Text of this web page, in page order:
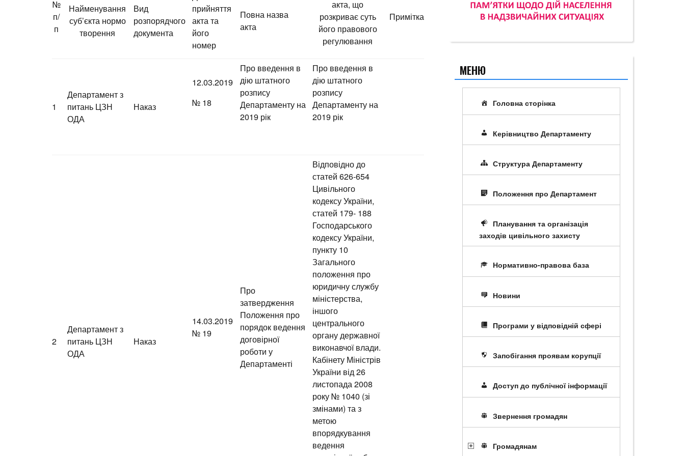
№
п/
п
Найменування
суб’єкта нормо
творення
Вид
розпорядчого
документа
прийняття
акта та
його
номер
Повна назва
акта
акта, що
розкриває суть
його правового
регулювання
Примітка
1
Департамент з
питань ЦЗН
ОДА
Наказ
12.03.2019
№ 18
Про введення в
дію штатного
розпису
Департаменту на
2019 рік
Про введення в
дію штатного
розпису
Департаменту на
2019 рік
2
Департамент з
питань ЦЗН
ОДА
Наказ
14.03.2019
№ 19
Про
затвердження
Положення про
порядок ведення
договірної
роботи у
Департаменті
Відповідно до
статей 626-654
Цивільного
кодексу України,
статей 179- 188
Господарського
кодексу України,
пункту 10
Загального
положення про
юридичну службу
міністерства,
іншого
центрального
органу державної
виконавчої влади.
Кабінету Міністрів
України від 26
листопада 2008
року № 1040 (зі
змінами) та з
метою
впорядкування
ведення
МЕНЮ
Головна сторінка
Керівництво Департаменту
Структура Департаменту
Положення про Департамент
Планування та організація
заходів цивільного захисту
Нормативно-правова база
Новини
Програми у відповідній сфері
Запобігання проявам корупції
Доступ до публічної інформації
Звернення громадян
Громадянам